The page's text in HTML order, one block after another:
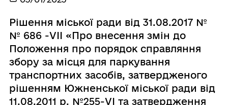
Рішення міської ради від 31.08.2017 №
№ 686 -VIІ «Про внесення змін до
Положення про порядок справляння
збору за місця для паркування
транспортних засобів, затвердженого
рішенням Южненської міської ради від
11.08.2011 р. №255-VІ та затвердження